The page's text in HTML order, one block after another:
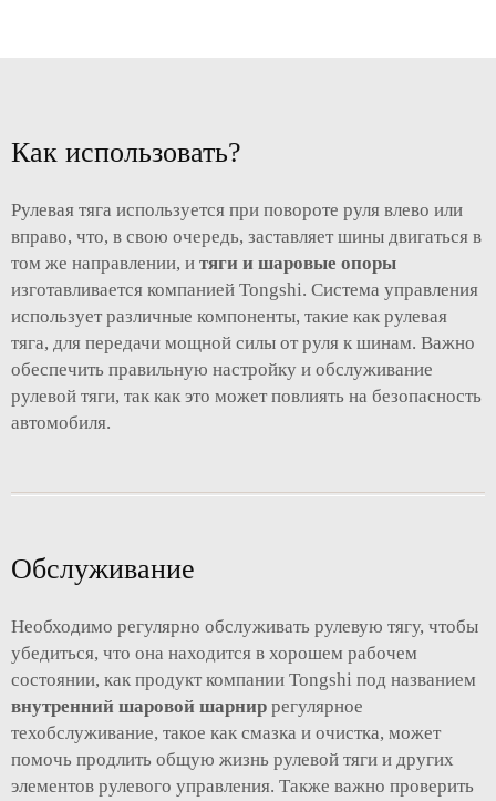
Как использовать?
Рулевая тяга используется при повороте руля влево или
вправо, что, в свою очередь, заставляет шины двигаться в
том же направлении, и тяги и шаровые опоры
изготавливается компанией Tongshi. Система управления
использует различные компоненты, такие как рулевая
тяга, для передачи мощной силы от руля к шинам. Важно
обеспечить правильную настройку и обслуживание
рулевой тяги, так как это может повлиять на безопасность
автомобиля.
Обслуживание
Необходимо регулярно обслуживать рулевую тягу, чтобы
убедиться, что она находится в хорошем рабочем
состоянии, как продукт компании Tongshi под названием
внутренний шаровой шарнир регулярное
техобслуживание, такое как смазка и очистка, может
помочь продлить общую жизнь рулевой тяги и других
элементов рулевого управления. Также важно проверить